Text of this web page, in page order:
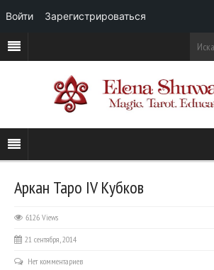
Аркан Таро IV Кубков
6126 Views
21 сентября, 2014
Нет комментариев
Войти Зарегистрироваться